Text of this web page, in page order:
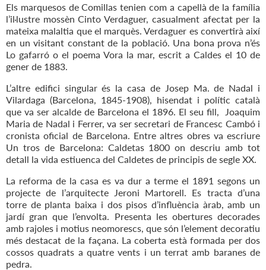
Els marquesos de Comillas tenien com a capellà de la família
l’il·lustre mossèn Cinto Verdaguer, casualment afectat per la
mateixa malaltia que el marquès. Verdaguer es convertirà així
en un visitant constant de la població. Una bona prova n’és
Lo gafarró o el poema Vora la mar, escrit a Caldes el 10 de
gener de 1883.
L’altre edifici singular és la casa de Josep Ma. de Nadal i
Vilardaga (Barcelona, 1845-1908), hisendat i polític català
que va ser alcalde de Barcelona el 1896. El seu fill, Joaquim
Maria de Nadal i Ferrer, va ser secretari de Francesc Cambó i
cronista oficial de Barcelona. Entre altres obres va escriure
Un tros de Barcelona: Caldetas 1800 on descriu amb tot
detall la vida estiuenca del Caldetes de principis de segle XX.
La reforma de la casa es va dur a terme el 1891 segons un
projecte de l’arquitecte Jeroni Martorell. Es tracta d’una
torre de planta baixa i dos pisos d’influència àrab, amb un
jardí gran que l’envolta. Presenta les obertures decorades
amb rajoles i motius neomorescs, que són l’element decoratiu
més destacat de la façana. La coberta està formada per dos
cossos quadrats a quatre vents i un terrat amb baranes de
pedra.